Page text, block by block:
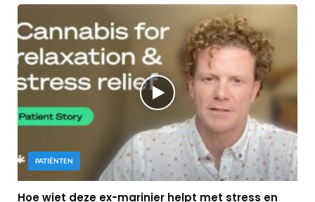
PATIËNTEN
Hoe wiet deze ex-marinier helpt met stress en